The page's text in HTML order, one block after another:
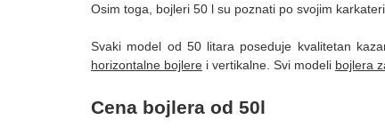
Osim toga, bojleri 50 l su poznati po svojim
Svaki model od 50 litara poseduje kvalitetan
horizontalne bojlere i vertikalne. Svi modeli bojlera
Cena bojlera od 50l